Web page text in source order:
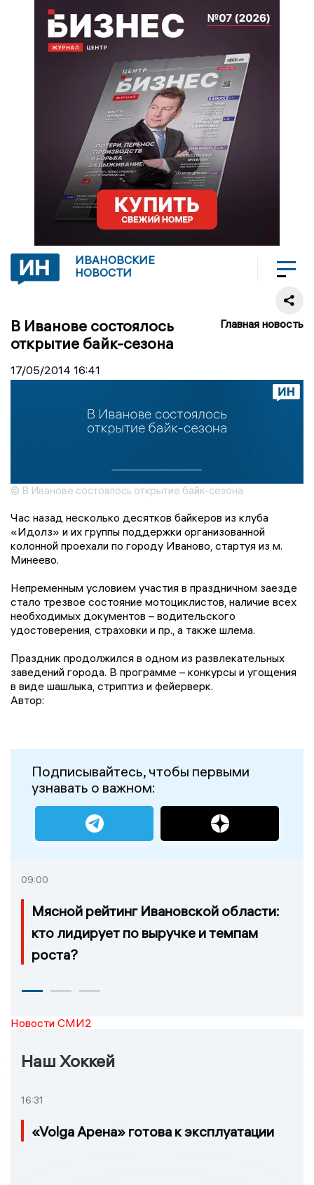
ИВАНОВСКИЕ
НОВОСТИ
Главная новость
В Иванове состоялось
открытие байк-сезона
17/05/2014 16:41
© В Иванове состоялось открытие байк-сезона
Час назад несколько десятков байкеров из клуба
«Идолз» и их группы поддержки организованной
колонной проехали по городу Иваново, стартуя из м.
Минеево.
Непременным условием участия в праздничном заезде
стало трезвое состояние мотоциклистов, наличие всех
необходимых документов – водительского
удостоверения, страховки и пр., а также шлема.
Праздник продолжился в одном из развлекательных
заведений города. В программе – конкурсы и угощения
в виде шашлыка, стриптиз и фейерверк.
Автор:
Подписывайтесь, чтобы первыми
узнавать о важном:
09:00
Мясной рейтинг Ивановской области:
кто лидирует по выручке и темпам
роста?
Новости СМИ2
Наш Хоккей
16:31
«Volga Арена» готова к эксплуатации